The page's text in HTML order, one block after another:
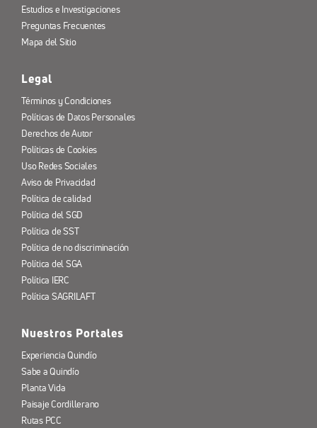
Estudios e Investigaciones
Preguntas Frecuentes
Mapa del Sitio
Legal
Términos y Condiciones
Políticas de Datos Personales
Derechos de Autor
Políticas de Cookies
Uso Redes Sociales
Aviso de Privacidad
Política de calidad
Política del SGD
Política de SST
Política de no discriminación
Política del SGA
Política IERC
Política SAGRILAFT
Nuestros Portales
Experiencia Quindío
Sabe a Quindío
Planta Vida
Paisaje Cordillerano
Rutas PCC